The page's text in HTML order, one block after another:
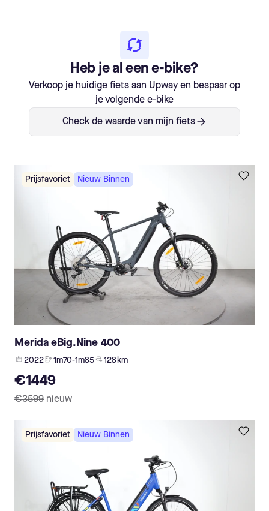
Heb je al een e-bike?
Verkoop je huidige fiets aan Upway en bespaar op
je volgende e-bike
Check de waarde van mijn fiets
Prijsfavoriet Nieuw Binnen
Merida eBig.Nine 400
2022 1m70-1m85 128 km
€1449
€3599 nieuw
Prijsfavoriet Nieuw Binnen